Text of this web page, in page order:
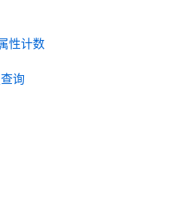
性计数
询